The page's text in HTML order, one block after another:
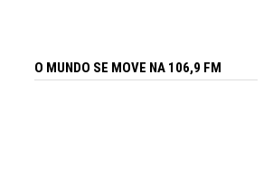
O MUNDO SE MOVE NA 106,9 FM